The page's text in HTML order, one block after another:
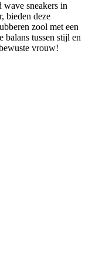
sneakers in
bieden deze
zool met een
balans tussen stijl en
vrouw!